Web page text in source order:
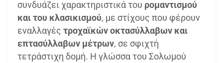
συνδυάζει χαρακτηριστικά του ρομαντισμού
και του κλασικισμού, με στίχους που φέρουν
εναλλαγές τροχαϊκών οκτασύλλαβων και
επτασύλλαβων μέτρων, σε σφιχτή
τετράστιχη δομή. Η γλώσσα του Σολωμού